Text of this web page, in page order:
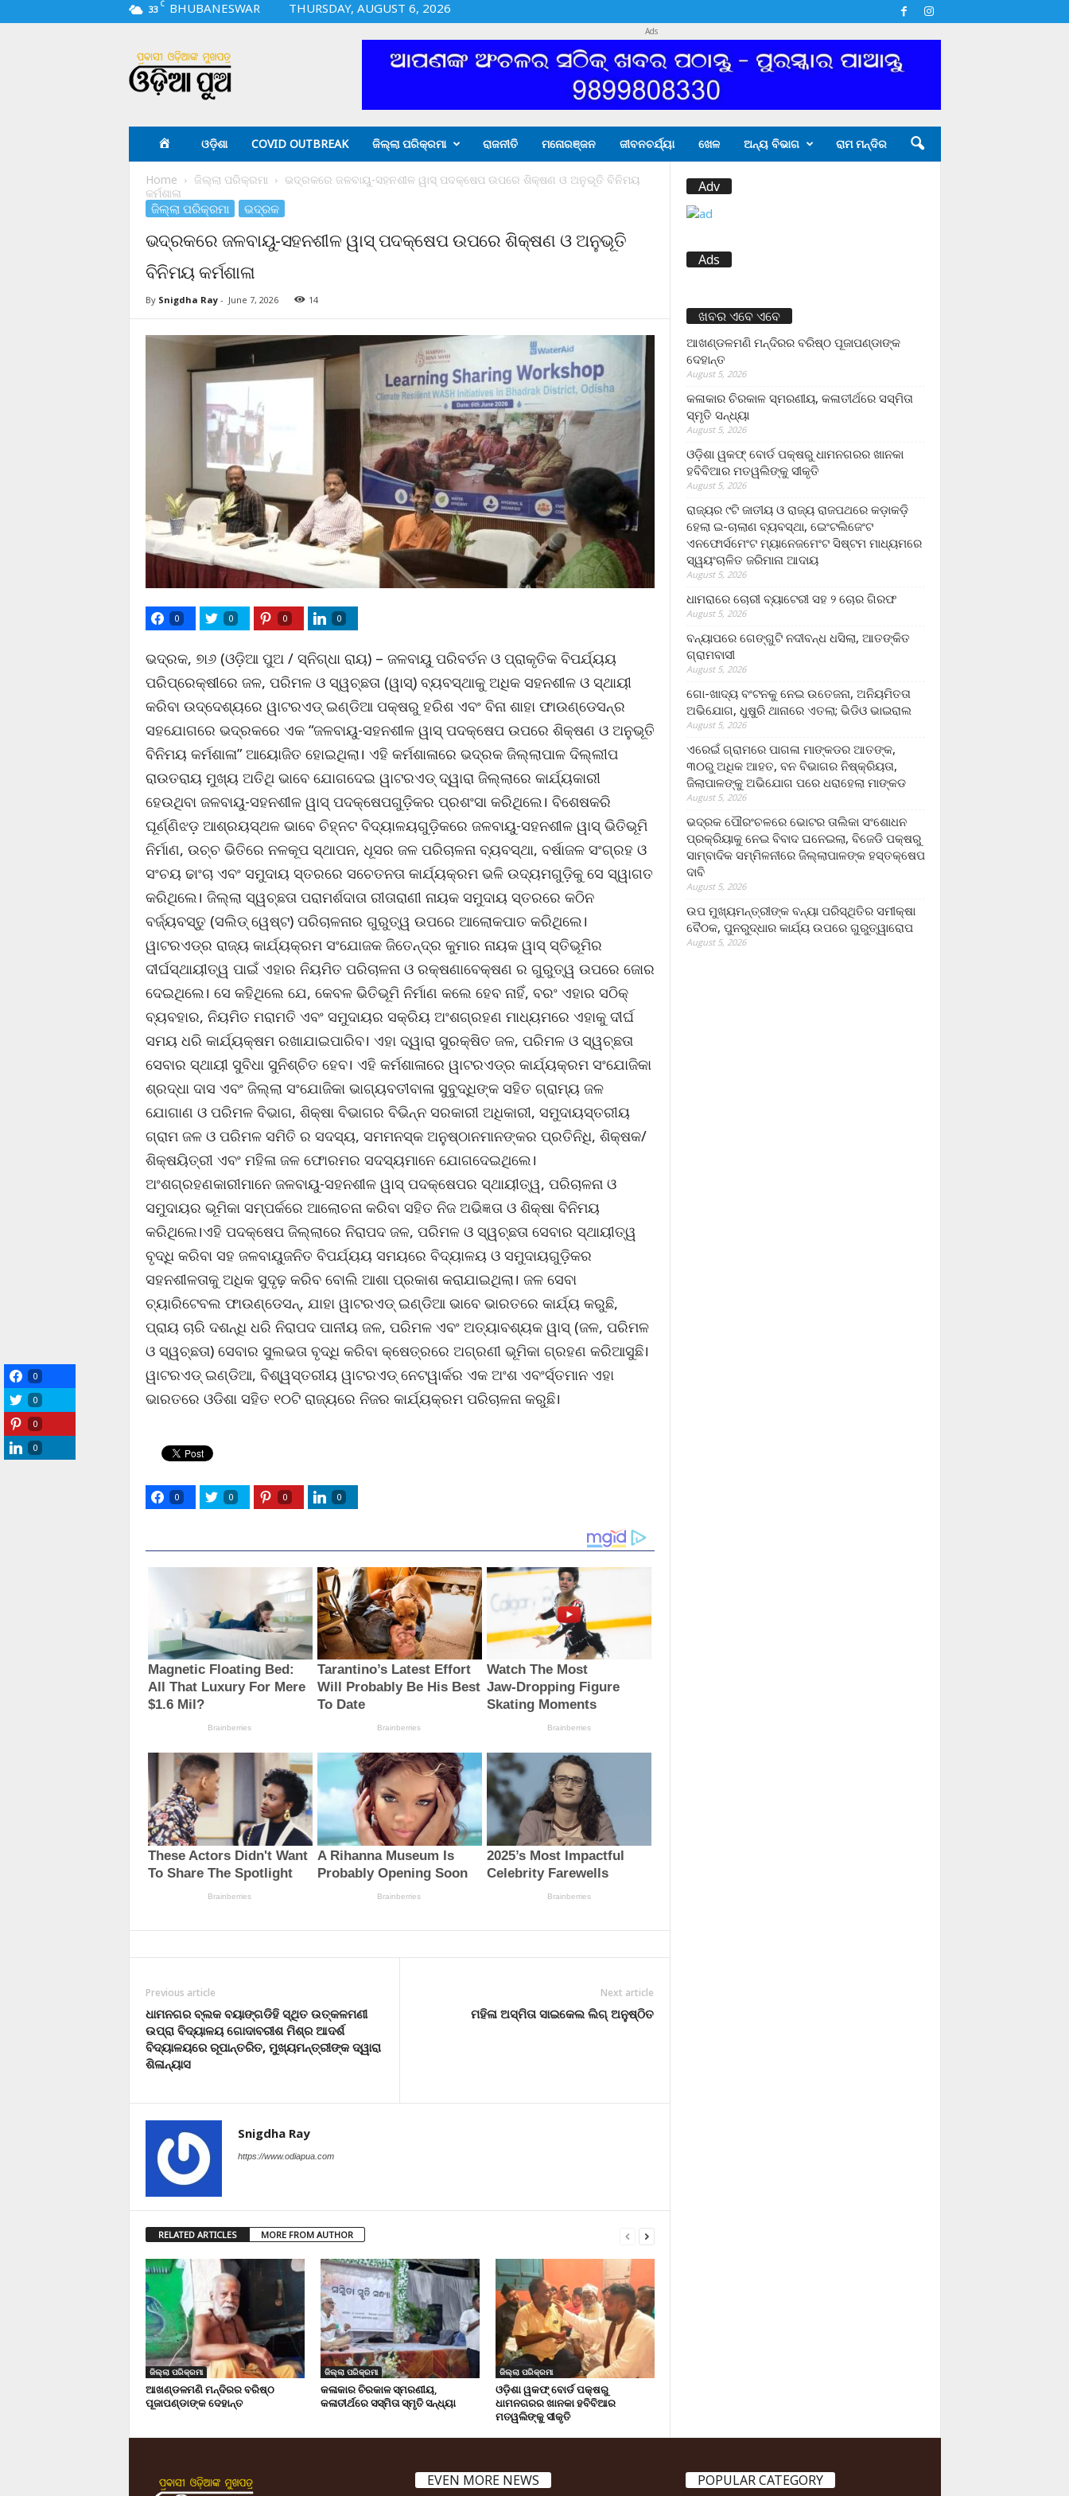
33 C BHUBANESWAR
THURSDAY, AUGUST 6, 2026
i
a
Ads
ଓଡ଼ିଶା COVID OUTBREAK ଜିଲ୍ଲା ପରିକ୍ରମା ରାଜନୀତି ମନୋରଞ୍ଜନ ଜୀବନଚର୍ଯ୍ୟା ଖେଳ ଅନ୍ୟ ବିଭାଗ ରାମ ମନ୍ଦିର
Home ଜିଲ୍ଲା ପରିକ୍ରମା
ଭଦ୍ରକରେ ଜଳବାୟୁ-ସହନଶୀଳ ୱାସ୍ ପଦକ୍ଷେପ ଉପରେ ଶିକ୍ଷଣ ଓ ଅନୁଭୂତି ବିନିମୟ
କର୍ମଶାଳା
ଜିଲ୍ଲା ପରିକ୍ରମା ଭଦ୍ରକ
ଭଦ୍ରକରେ ଜଳବାୟୁ-ସହନଶୀଳ ୱାସ୍ ପଦକ୍ଷେପ ଉପରେ ଶିକ୍ଷଣ ଓ ଅନୁଭୂତି
ବିନିମୟ କର୍ମଶାଳା
By Snigdha Ray- June 7, 2026 14
0 0 0 0
ଭଦ୍ରକ, ୭ା୬ (ଓଡ଼ିଆ ପୁଅ / ସ୍ନିଗ୍ଧା ରାୟ) – ଜଳବାୟୁ ପରିବର୍ତନ ଓ ପ୍ରାକୃତିକ ବିପର୍ଯ୍ୟୟ
ପରିପ୍ରେକ୍ଷୀରେ ଜଳ, ପରିମଳ ଓ ସ୍ୱଚ୍ଛତା (ୱାସ୍‌) ବ୍ୟବସ୍ଥାକୁ ଅଧିକ ସହନଶୀଳ ଓ ସ୍ଥାୟୀ
କରିବା ଉଦ୍ଦେଶ୍ୟରେ ୱାଟରଏଡ୍ ଇଣ୍ଡିଆ ପକ୍ଷରୁ ହରିଶ ଏବଂ ବିନା ଶାହା ଫାଉଣ୍ଡେସନ୍‌ର
ସହଯୋଗରେ ଭଦ୍ରକରେ ଏକ “ଜଳବାୟୁ-ସହନଶୀଳ ୱାସ୍ ପଦକ୍ଷେପ ଉପରେ ଶିକ୍ଷଣ ଓ ଅନୁଭୂତି
ବିନିମୟ କର୍ମଶାଳା” ଆୟୋଜିତ ହୋଇଥିଲା। ଏହି କର୍ମଶାଳାରେ ଭଦ୍ରକ ଜିଲ୍ଲାପାଳ ଦିଲ୍ଲୀପ
ରାଉତରାୟ ମୁଖ୍ୟ ଅତିଥି ଭାବେ ଯୋଗଦେଇ ୱାଟରଏଡ୍ ଦ୍ୱାରା ଜିଲ୍ଲାରେ କାର୍ଯ୍ୟକାରୀ
ହେଉଥିବା ଜଳବାୟୁ-ସହନଶୀଳ ୱାସ୍ ପଦକ୍ଷେପଗୁଡ଼ିକର ପ୍ରଶଂସା କରିଥିଲେ। ବିଶେଷକରି
ଘୂର୍ଣ୍ଣିଝଡ଼ ଆଶ୍ରୟସ୍ଥଳ ଭାବେ ଚିହ୍ନଟ ବିଦ୍ୟାଳୟଗୁଡ଼ିକରେ ଜଳବାୟୁ-ସହନଶୀଳ ୱାସ୍ ଭିତିଭୂମି
ନିର୍ମାଣ, ଉଚ୍ଚ ଭିତିରେ ନଳକୂପ ସ୍ଥାପନ, ଧୂସର ଜଳ ପରିଚାଳନା ବ୍ୟବସ୍ଥା, ବର୍ଷାଜଳ ସଂଗ୍ରହ ଓ
ସଂଚୟ ଢାଂଚା ଏବଂ ସମୁଦାୟ ସ୍ତରରେ ସଚେତନତା କାର୍ଯ୍ୟକ୍ରମ ଭଳି ଉଦ୍ୟମଗୁଡ଼ିକୁ ସେ ସ୍ୱାଗତ
କରିଥିଲେ। ଜିଲ୍ଲା ସ୍ୱଚ୍ଛତା ପରାମର୍ଶଦାତା ରୀତାରାଣୀ ନାୟକ ସମୁଦାୟ ସ୍ତରରେ କଠିନ
ବର୍ଜ୍ୟବସ୍ତୁ (ସଲିଡ୍ ୱେଷ୍ଟ) ପରିଚାଳନାର ଗୁରୁତ୍ୱ ଉପରେ ଆଲୋକପାତ କରିଥିଲେ।
ୱାଟରଏଡ୍‌ର ରାଜ୍ୟ କାର୍ଯ୍ୟକ୍ରମ ସଂଯୋଜକ ଜିତେନ୍ଦ୍ର କୁମାର ନାୟକ ୱାସ୍ ସ୍ତିଭୂମିର
ଦୀର୍ଘସ୍ଥାୟୀତ୍ୱ ପାଇଁ ଏହାର ନିୟମିତ ପରିଚାଳନା ଓ ରକ୍ଷଣାବେକ୍ଷଣ ର ଗୁରୁତ୍ୱ ଉପରେ ଜୋର
ଦେଇଥିଲେ। ସେ କହିଥିଲେ ଯେ, କେବଳ ଭିତିଭୂମି ନିର୍ମାଣ କଲେ ହେବ ନାହିଁ, ବରଂ ଏହାର ସଠିକ୍
ବ୍ୟବହାର, ନିୟମିତ ମରାମତି ଏବଂ ସମୁଦାୟର ସକ୍ରିୟ ଅଂଶଗ୍ରହଣ ମାଧ୍ୟମରେ ଏହାକୁ ଦୀର୍ଘ
ସମୟ ଧରି କାର୍ଯ୍ୟକ୍ଷମ ରଖାଯାଇପାରିବ। ଏହା ଦ୍ୱାରା ସୁରକ୍ଷିତ ଜଳ, ପରିମଳ ଓ ସ୍ୱଚ୍ଛତା
ସେବାର ସ୍ଥାୟୀ ସୁବିଧା ସୁନିଶ୍ଚିତ ହେବ। ଏହି କର୍ମଶାଳାରେ ୱାଟରଏଡ୍‌ର କାର୍ଯ୍ୟକ୍ରମ ସଂଯୋଜିକା
ଶ୍ରଦ୍ଧା ଦାସ ଏବଂ ଜିଲ୍ଲା ସଂଯୋଜିକା ଭାଗ୍ୟବତୀବାଳା ସୁବୁଦ୍ଧିଙ୍କ ସହିତ ଗ୍ରାମ୍ୟ ଜଳ
ଯୋଗାଣ ଓ ପରିମଳ ବିଭାଗ, ଶିକ୍ଷା ବିଭାଗର ବିଭିନ୍ନ ସରକାରୀ ଅଧିକାରୀ, ସମୁଦାୟସ୍ତରୀୟ
ଗ୍ରାମ ଜଳ ଓ ପରିମଳ ସମିତି ର ସଦସ୍ୟ, ସମମନସ୍କ ଅନୁଷ୍ଠାନମାନଙ୍କର ପ୍ରତିନିଧି, ଶିକ୍ଷକ/
ଶିକ୍ଷୟିତ୍ରୀ ଏବଂ ମହିଳା ଜଳ ଫୋରମର ସଦସ୍ୟମାନେ ଯୋଗଦେଇଥିଲେ।
ଅଂଶଗ୍ରହଣକାରୀମାନେ ଜଳବାୟୁ-ସହନଶୀଳ ୱାସ୍ ପଦକ୍ଷେପର ସ୍ଥାୟୀତ୍ୱ, ପରିଚାଳନା ଓ
ସମୁଦାୟର ଭୂମିକା ସମ୍ପର୍କରେ ଆଲୋଚନା କରିବା ସହିତ ନିଜ ଅଭିଜ୍ଞତା ଓ ଶିକ୍ଷା ବିନିମୟ
କରିଥିଲେ।ଏହି ପଦକ୍ଷେପ ଜିଲ୍ଲାରେ ନିରାପଦ ଜଳ, ପରିମଳ ଓ ସ୍ୱଚ୍ଛତା ସେବାର ସ୍ଥାୟୀତ୍ୱ
ବୃଦ୍ଧି କରିବା ସହ ଜଳବାୟୁଜନିତ ବିପର୍ଯ୍ୟୟ ସମୟରେ ବିଦ୍ୟାଳୟ ଓ ସମୁଦାୟଗୁଡ଼ିକର
ସହନଶୀଳତାକୁ ଅଧିକ ସୁଦୃଢ଼ କରିବ ବୋଲି ଆଶା ପ୍ରକାଶ କରାଯାଇଥିଲା। ଜଳ ସେବା
ଚ୍ୟାରିଟେବଲ ଫାଉଣ୍ଡେସନ୍‌, ଯାହା ୱାଟରଏଡ୍ ଇଣ୍ଡିଆ ଭାବେ ଭାରତରେ କାର୍ଯ୍ୟ କରୁଛି,
ପ୍ରାୟ ଚାରି ଦଶନ୍ଧି ଧରି ନିରାପଦ ପାନୀୟ ଜଳ, ପରିମଳ ଏବଂ ଅତ୍ୟାବଶ୍ୟକ ୱାସ୍ (ଜଳ, ପରିମଳ
ଓ ସ୍ୱଚ୍ଛତା) ସେବାର ସୁଲଭତା ବୃଦ୍ଧି କରିବା କ୍ଷେତ୍ରରେ ଅଗ୍ରଣୀ ଭୂମିକା ଗ୍ରହଣ କରିଆସୁଛି।
ୱାଟରଏଡ୍ ଇଣ୍ଡିଆ, ବିଶ୍ୱସ୍ତରୀୟ ୱାଟରଏଡ୍ ନେଟୱାର୍କର ଏକ ଅଂଶ ଏବଂର୍ସ୍ତମାନ ଏହା
ଭାରତରେ ଓଡିଶା ସହିତ ୧୦ଟି ରାଜ୍ୟରେ ନିଜର କାର୍ଯ୍ୟକ୍ରମ ପରିଚାଳନା କରୁଛି।
0 0 0 0
Previous article
ଧାମନଗର ବ୍ଲକ ବୟାଙ୍ଗଡିହି ସ୍ଥିତ ଉତ୍କଳମଣୀ
ଉପ୍ରା ବିଦ୍ୟାଳୟ ଗୋଦାବରୀଶ ମିଶ୍ର ଆଦର୍ଶ
ବିଦ୍ୟାଳୟରେ ରୂପାନ୍ତରିତ, ମୁଖ୍ୟମନ୍ତ୍ରୀଙ୍କ ଦ୍ୱାରା
ଶିଳାନ୍ୟାସ
Next article
ମହିଳା ଅସ୍ମିତା ସାଇକେଲ ଲିଗ୍ ଅନୁଷ୍ଠିତ
Snigdha Ray
https://www.odiapua.com
RELATED ARTICLES MORE FROM AUTHOR
ଜିଲ୍ଲା ପରିକ୍ରମା
ଆଖଣ୍ଡଳମଣି ମନ୍ଦିରର ବରିଷ୍ଠ
ପୂଜାପଣ୍ଡାଙ୍କ ଦେହାନ୍ତ
ଜିଲ୍ଲା ପରିକ୍ରମା
କଳାକାର ଚିରକାଳ ସ୍ମରଣୀୟ,
କଳାତୀର୍ଥରେ ସସ୍ମିତା ସ୍ମୃତି ସନ୍ଧ୍ୟା
ଜିଲ୍ଲା ପରିକ୍ରମା
ଓଡ଼ିଶା ୱକଫ୍ ବୋର୍ଡ ପକ୍ଷରୁ
ଧାମନଗରର ଖାନକା ହବିବିଆର
ମତୱଲିଙ୍କୁ ସୀକୃତି
Adv
Ads
ଖବର ଏବେ ଏବେ
ଆଖଣ୍ଡଳମଣି ମନ୍ଦିରର ବରିଷ୍ଠ ପୂଜାପଣ୍ଡାଙ୍କ
ଦେହାନ୍ତ
August 5, 2026
କଳାକାର ଚିରକାଳ ସ୍ମରଣୀୟ, କଳାତୀର୍ଥରେ ସସ୍ମିତା
ସ୍ମୃତି ସନ୍ଧ୍ୟା
August 5, 2026
ଓଡ଼ିଶା ୱକଫ୍ ବୋର୍ଡ ପକ୍ଷରୁ ଧାମନଗରର ଖାନକା
ହବିବିଆର ମତୱଲିଙ୍କୁ ସୀକୃତି
August 5, 2026
ରାଜ୍ୟର ୯ଟି ଜାତୀୟ ଓ ରାଜ୍ୟ ରାଜପଥରେ କଡ଼ାକଡ଼ି
ହେଲା ଇ-ଚାଲାଣ ବ୍ୟବସ୍ଥା, ଇେଂଟଲିଜେଂଟ
ଏନଫୋର୍ସମେଂଟ ମ୍ୟାନେଜମେଂଟ ସିଷ୍ଟମ ମାଧ୍ୟମରେ
ସ୍ୱୟଂଚାଳିତ ଜରିମାନା ଆଦାୟ
August 5, 2026
ଧାମରାରେ ଚୋରୀ ବ୍ୟାଟେରୀ ସହ ୨ ଚୋର ଗିରଫ
August 5, 2026
ବନ୍ୟାପରେ ଗେଙ୍ଗୁଟି ନଦୀବନ୍ଧ ଧସିଲା, ଆତଙ୍କିତ
ଗ୍ରାମବାସୀ
August 5, 2026
ଗୋ-ଖାଦ୍ୟ ବଂଟନକୁ ନେଇ ଉତେଜନା, ଅନିୟମିତତା
ଅଭିଯୋଗ, ଧୁଷୁରି ଥାନାରେ ଏତଲା; ଭିଡିଓ ଭାଇରାଲ
August 5, 2026
ଏରେଇଁ ଗ୍ରାମରେ ପାଗଳା ମାଙ୍କଡର ଆତଙ୍କ,
୩୦ରୁ ଅଧିକ ଆହତ, ବନ ବିଭାଗର ନିଷ୍କ୍ରିୟତା,
ଜିଲାପାଳଙ୍କୁ ଅଭିଯୋଗ ପରେ ଧରାହେଲା ମାଙ୍କଡ
August 5, 2026
ଭଦ୍ରକ ପୌରଂଚଳରେ ଭୋଟର ତାଲିକା ସଂଶୋଧନ
ପ୍ରକ୍ରିୟାକୁ ନେଇ ବିବାଦ ଘନେଇଲା, ବିଜେଡି ପକ୍ଷରୁ
ସାମ୍ବାଦିକ ସମ୍ମିଳନୀରେ ଜିଲ୍ଲାପାଳଙ୍କ ହସ୍ତକ୍ଷେପ
ଦାବି
August 5, 2026
ଉପ ମୁଖ୍ୟମନ୍ତ୍ରୀଙ୍କ ବନ୍ୟା ପରିସ୍ଥିତିର ସମୀକ୍ଷା
ବୈଠକ, ପୁନରୁଦ୍ଧାର କାର୍ଯ୍ୟ ଉପରେ ଗୁରୁତ୍ୱାରୋପ
August 5, 2026
EVEN MORE NEWS POPULAR CATEGORY
0
0
0
0